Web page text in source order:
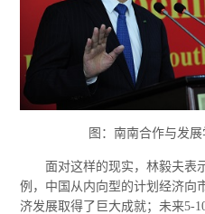
图：南南合作与发
面对这样的现实，林毅夫表
例，中国从内向型的计划经济向
济发展取得了巨大成就；未来5-